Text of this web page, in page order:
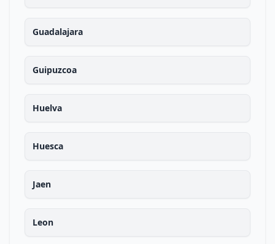
Guadalajara
Guipuzcoa
Huelva
Huesca
Jaen
Leon